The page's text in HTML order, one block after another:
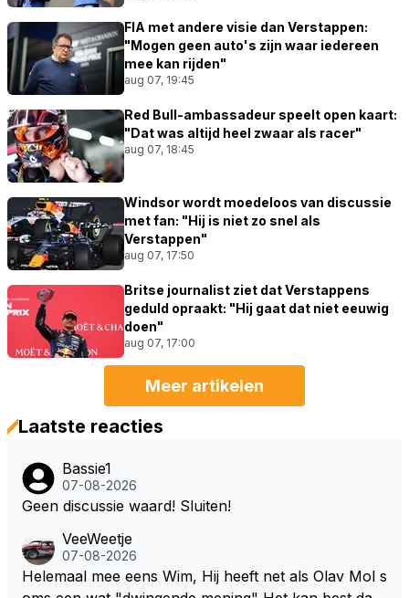
FIA met andere visie dan Verstappen:
"Mogen geen auto's zijn waar iedereen
mee kan rijden"
aug 07, 19:45
Red Bull-ambassadeur speelt open kaart:
"Dat was altijd heel zwaar als racer"
aug 07, 18:45
Windsor wordt moedeloos van discussie
met fan: "Hij is niet zo snel als
Verstappen"
aug 07, 17:50
Britse journalist ziet dat Verstappens
geduld opraakt: "Hij gaat dat niet eeuwig
doen"
aug 07, 17:00
Meer artikelen
Laatste reacties
Bassie1
07-08-2026
Geen discussie waard! Sluiten!
VeeWeetje
07-08-2026
Helemaal mee eens Wim, Hij heeft net als Olav Mol s